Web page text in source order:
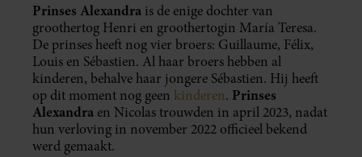
Prinses Alexandra is de enige dochter van
groothertog Henri en groothertogin María Teresa.
De prinses heeft nog vier broers: Guillaume, Félix,
Louis en Sébastien. Al haar broers hebben al
kinderen, behalve haar jongere Sébastien. Hij heeft
op dit moment nog geen kinderen. Prinses
Alexandra en Nicolas trouwden in april 2023, nadat
hun verloving in november 2022 officieel bekend
werd gemaakt.